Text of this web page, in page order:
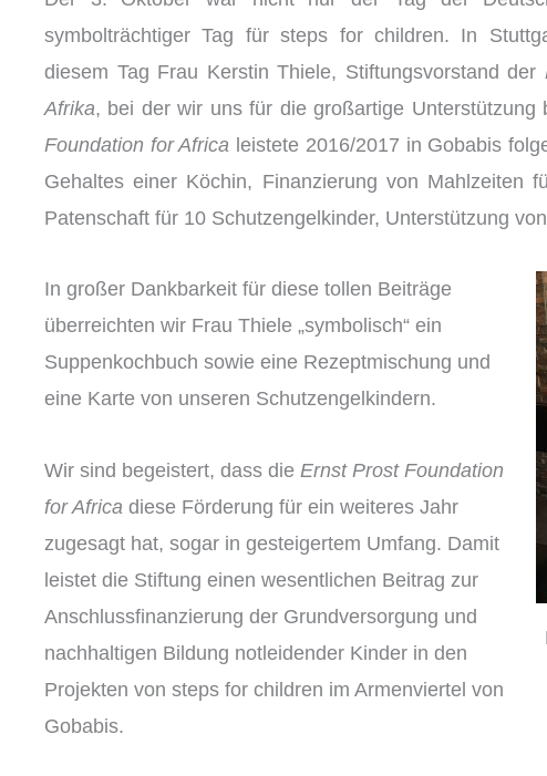
symbolträchtiger Tag für steps for children. In
diesem Tag Frau Kerstin Thiele, Stiftungsvorstand der
Afrika, bei der wir uns für die großartige Unterstützung
Foundation for Africa leistete 2016/2017 in Gobabis
Gehaltes einer Köchin, Finanzierung von Mahlzeiten
Patenschaft für 10 Schutzengelkinder, Unterstützung
In großer Dankbarkeit für diese tollen Beiträge
überreichten wir Frau Thiele „symbolisch“ ein
Suppenkochbuch sowie eine Rezeptmischung und
eine Karte von unseren Schutzengelkindern.
Wir sind begeistert, dass die Ernst Prost Foundation
for Africa diese Förderung für ein weiteres Jahr
zugesagt hat, sogar in gesteigertem Umfang. Damit
leistet die Stiftung einen wesentlichen Beitrag zur
Anschlussfinanzierung der Grundversorgung und
nachhaltigen Bildung notleidender Kinder in den
Projekten von steps for children im Armenviertel von
Gobabis.